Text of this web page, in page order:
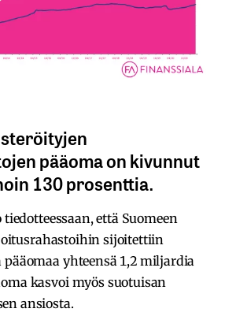
pääoma on kivunnut
130 prosenttia.
että Suomeen
sijoitettiin
yhteensä 1,2 miljardia
kasvoi myös suotuisan
ansiosta.